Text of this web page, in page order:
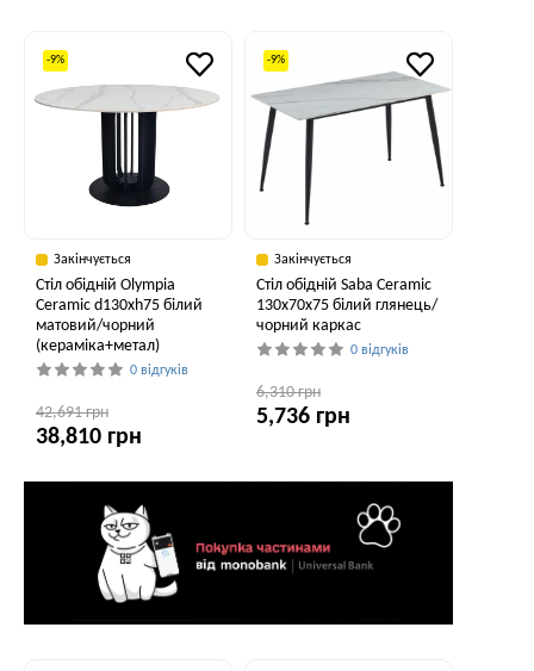
-9%
Закінчується
Стіл обідній Olympia
Ceramic d130xh75 білий
матовий/чорний
(кераміка+метал)
0 відгуків
42,691 грн
38,810 грн
-9%
Закінчується
Стіл обідній Saba Ceramic
130x70x75 білий глянець/
чорний каркас
0 відгуків
6,310 грн
5,736 грн